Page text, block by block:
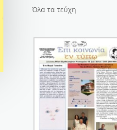
Όλα τα τεύχη